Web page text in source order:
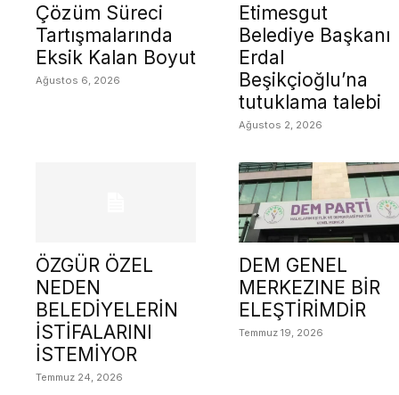
Çözüm Süreci
Tartışmalarında
Eksik Kalan Boyut
Ağustos 6, 2026
Etimesgut
Belediye Başkanı
Erdal
Beşikçioğlu’na
tutuklama talebi
Ağustos 2, 2026
ÖZGÜR ÖZEL
NEDEN
BELEDİYELERİN
İSTİFALARINI
İSTEMİYOR
Temmuz 24, 2026
DEM GENEL
MERKEZINE BİR
ELEŞTİRİMDİR
Temmuz 19, 2026